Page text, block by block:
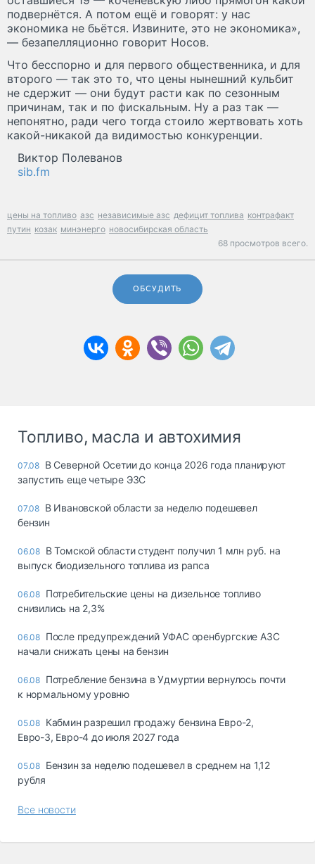
подвернётся. А потом ещё и говорят: у нас
экономика не бьётся. Извините, это не экономика»,
— безапелляционно говорит Носов.
Что бесспорно и для первого общественника, и для
второго — так это то, что цены нынешний кульбит
не сдержит — они будут расти как по сезонным
причинам, так и по фискальным. Ну а раз так —
непонятно, ради чего тогда стоило жертвовать хоть
какой-никакой да видимостью конкуренции.
Виктор Полеванов
sib.fm
цены на топливо азс независимые азс дефицит топлива контрафакт
путин козак минэнерго новосибирская область
68 просмотров всего.
ОБСУДИТЬ
Топливо, масла и автохимия
07.08 В Северной Осетии до конца 2026 года планируют
запустить еще четыре ЭЗС
07.08 В Ивановской области за неделю подешевел
бензин
06.08 В Томской области студент получил 1 млн руб. на
выпуск биодизельного топлива из рапса
06.08 Потребительские цены на дизельное топливо
снизились на 2,3%
06.08 После предупреждений УФАС оренбургские АЗС
начали снижать цены на бензин
06.08 Потребление бензина в Удмуртии вернулось почти
к нормальному уровню
05.08 Кабмин разрешил продажу бензина Евро-2,
Евро-3, Евро-4 до июля 2027 года
05.08 Бензин за неделю подешевел в среднем на 1,12
рубля
Все новости